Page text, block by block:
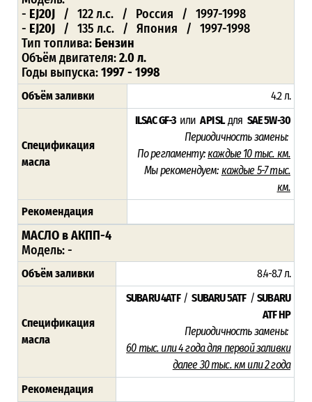
- EJ20J / 122 л.с. / Россия / 1997-1998
- EJ20J / 135 л.с. / Япония / 1997-1998
Тип топлива: Бензин
Объём двигателя:2.0 л.
Годы выпуска:1997 - 1998
Объём заливки 4.2 л.
Спецификация
масла
ILSAC GF-3 илиAPI SLдля SAE 5W-30
Периодичность замены:
По регламенту: каждые 10 тыс. км.
Мы рекомендуем: каждые 5-7 тыс.
км.
Рекомендация
МАСЛО в АКПП-4
Модель:-
Объём заливки 8.4-8.7л.
Спецификация
масла
SUBARU 4ATF /SUBARU 5ATF /SUBARU
ATF HP
Периодичность замены:
60 тыс. или 4 года для первой заливки
далее 30 тыс. км или 2 года
Рекомендация